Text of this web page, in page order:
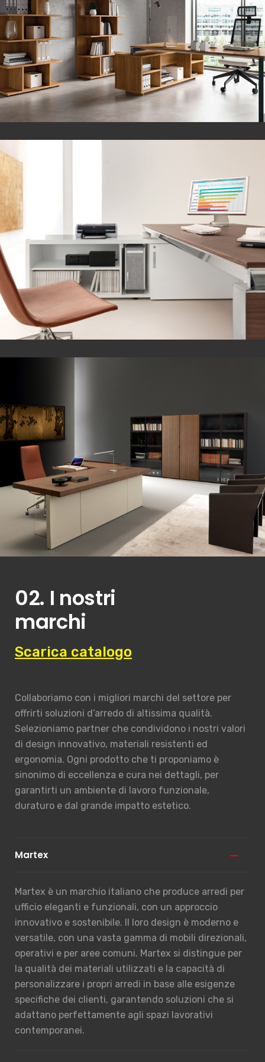
02. I nostri
marchi
Scarica catalogo
Collaboriamo con i migliori marchi del settore per
offrirti soluzioni d’arredo di altissima qualità.
Selezioniamo partner che condividono i nostri valori
di design innovativo, materiali resistenti ed
ergonomia. Ogni prodotto che ti proponiamo è
sinonimo di eccellenza e cura nei dettagli, per
garantirti un ambiente di lavoro funzionale,
duraturo e dal grande impatto estetico.
Martex
Martex è un marchio italiano che produce arredi per
ufficio eleganti e funzionali, con un approccio
innovativo e sostenibile. Il loro design è moderno e
versatile, con una vasta gamma di mobili direzionali,
operativi e per aree comuni. Martex si distingue per
la qualità dei materiali utilizzati e la capacità di
personalizzare i propri arredi in base alle esigenze
specifiche dei clienti, garantendo soluzioni che si
adattano perfettamente agli spazi lavorativi
contemporanei.